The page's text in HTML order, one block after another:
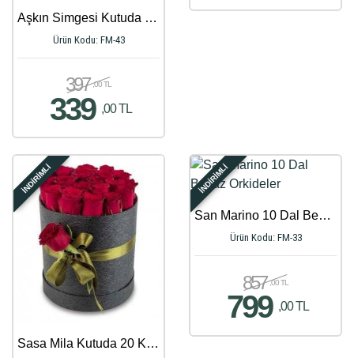
Aşkın Simgesi Kutuda 20 Güller
Ürün Kodu: FM-43
397 ,00 TL
339 ,00 TL
İNDİRİMLİ
Sasa Mila Kutuda 20 Kırmızı Güller
İNDİRİMLİ
San Marino 10 Dal Beyaz Orkideler
Ürün Kodu: FM-33
857 ,00 TL
799 ,00 TL